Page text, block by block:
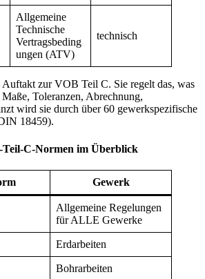
Allgemeine
Technische
Vertragsbeding
ungen (ATV)
technisch
zur VOB Teil C. Sie regelt das, was
Toleranzen, Abrechnung,
wird sie durch über 60 gewerkspezifische
18459).
C-Normen im Überblick
Gewerk
Allgemeine Regelungen
für ALLE Gewerke
Erdarbeiten
Bohrarbeiten